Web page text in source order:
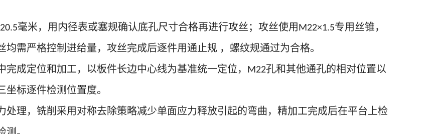
毫米，用内径表或塞规确认底孔尺寸合格再进行攻丝；攻丝使用 M22×1.5专用丝锥，
均需严格控制进给量，攻丝完成后逐件用通止规 ，螺纹规通过为合格。
成定位和加工，以板件长边中心线为基准统一定位， M22孔和其他通孔的相对位置以
标逐件检测位置度。
处理，铣削采用对称去除策略减少单面应力释放引起的弯曲，精加工完成后在平台上检